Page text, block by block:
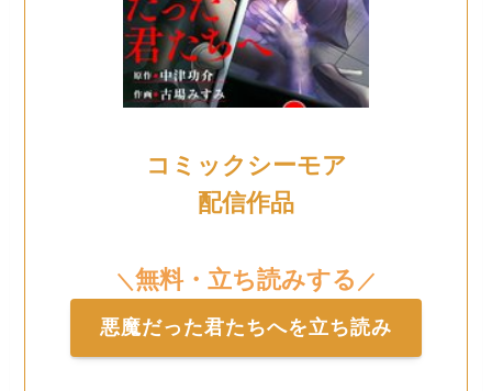
コミックシーモア
配信作品
＼ 無料・立ち読みする ／
悪魔だった君たちへを立ち読み